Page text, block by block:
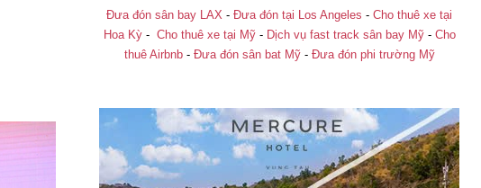
Đưa đón sân bay LAX - Đưa đón tại Los Angeles - Cho thuê xe tại
Hoa Kỳ- Cho thuê xe tại Mỹ- Dịch vụ fast track sân bay Mỹ- Cho
thuê Airbnb- Đưa đón sân bat Mỹ- Đưa đón phi trường Mỹ